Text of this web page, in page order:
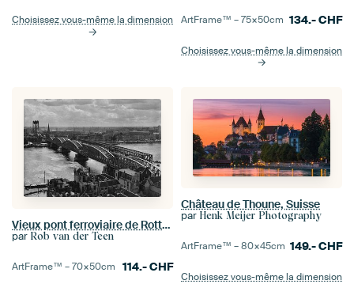
Choisissez vous-même la dimension ArtFrame™ –75×50cm 134.-CHF
Choisissez vous-même la dimension
Vieux pont ferroviaire de Rotterdam (1952) Noir et blanc
par Rob van der Teen
ArtFrame™ –70×50cm 114.-CHF
Château de Thoune, Suisse
par Henk Meijer Photography
ArtFrame™ –80×45cm 149.-CHF
Choisissez vous-même la dimension